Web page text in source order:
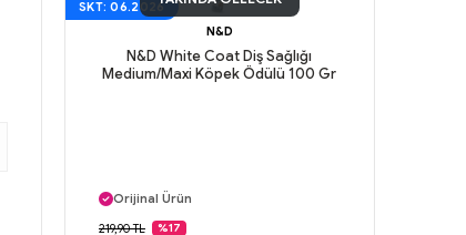
SKT: 06.2026
N&D
N&D White Coat Diş Sağlığı
Medium/Maxi Köpek Ödülü 100 Gr
Orijinal Ürün
Güvenli Ödeme
219,90 TL %17